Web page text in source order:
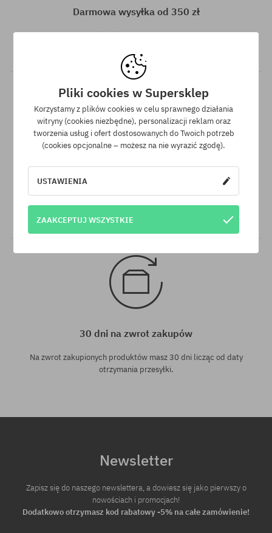
Darmowa wysyłka od 350 zł
Do wszystkich zamówień powyżej 350 zł oferujemy wysyłkę
Gwarancja najniższej ceny
30 dni na zwrot zakupów
Na zwrot zakupionych produktów masz 30 dni licząc od daty
otrzymania przesyłki.
Newsletter
Zapisz się do naszego newslettera, a dowiesz się jako pierwszy o
nowościach i promocjach!
Dodatkowo otrzymasz kod rabatowy -5% na całe zamówienie!
Pliki cookies w Supersklep
Korzystamy z plików cookies w celu sprawnego działania
witryny (cookies niezbędne), personalizacji reklam oraz
tworzenia usług i ofert dostosowanych do Twoich potrzeb
(cookies opcjonalne – możesz na nie wyrazić zgodę).
USTAWIENIA
ZAAKCEPTUJ WSZYSTKIE